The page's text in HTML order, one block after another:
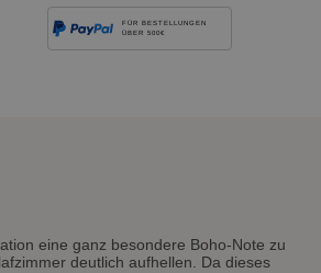
FÜR BESTELLUNGEN
ÜBER 500€
eine ganz besondere Boho-Note zu
deutlich aufhellen. Da dieses